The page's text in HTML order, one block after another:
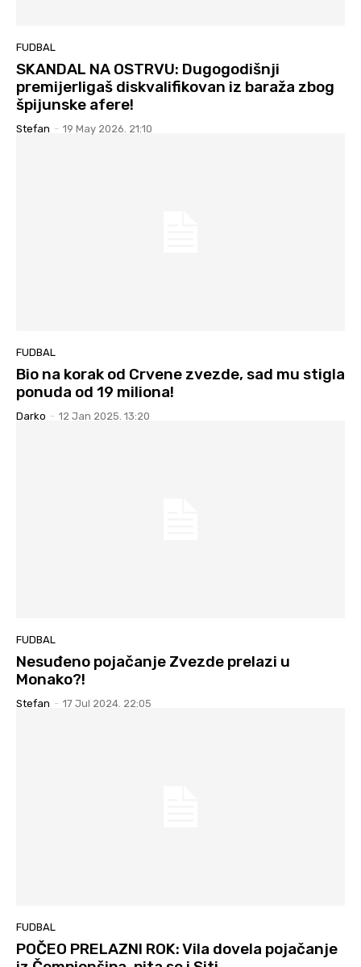
FUDBAL
SKANDAL NA OSTRVU: Dugogodišnji
premijerligaš diskvalifikovan iz baraža zbog
špijunske afere!
Stefan - 19 May 2026. 21:10
FUDBAL
Bio na korak od Crvene zvezde, sad mu stigla
ponuda od 19 miliona!
Darko - 12 Jan 2025. 13:20
FUDBAL
Nesuđeno pojačanje Zvezde prelazi u
Monako?!
Stefan - 17 Jul 2024. 22:05
FUDBAL
POČEO PRELAZNI ROK: Vila dovela pojačanje